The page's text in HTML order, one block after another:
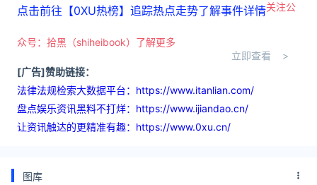
点击前往【0XU热榜】追踪热点走势了解事件详情
立即查看 >
关注公
众号：拾黑（shiheibook）了解更多
[广告]赞助链接：
法律法规检索大数据平台：https://www.itanlian.com/
盘点娱乐资讯黑料不打烊：https://www.ijiandao.cn/
让资讯触达的更精准有趣：https://www.0xu.cn/
图库